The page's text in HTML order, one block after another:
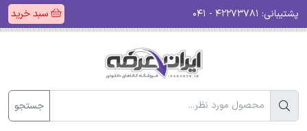
پشتیبانی: سبد خرید
جستجو